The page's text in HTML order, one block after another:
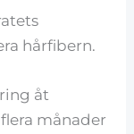
hårfibern.
åt
månader